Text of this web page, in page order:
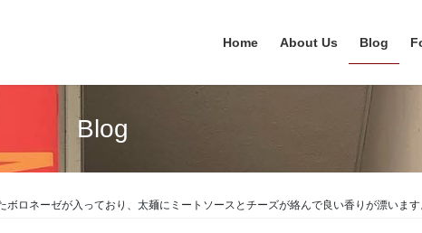
Home About Us Blog
Blog
ネーゼが入っており、太麺にミートソースとチーズが絡んで良い香りが漂います